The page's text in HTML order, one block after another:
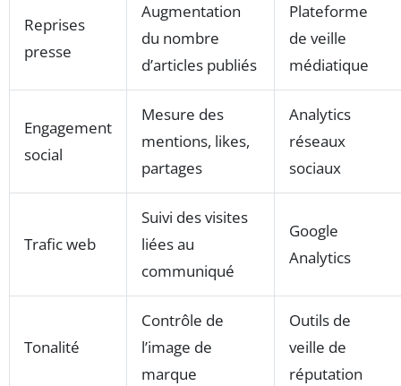
Reprises
presse
Augmentation
du nombre
d’articles publiés
Plateforme
de veille
médiatique
Engagement
social
Mesure des
mentions, likes,
partages
Analytics
réseaux
sociaux
Trafic web
Suivi des visites
liées au
communiqué
Google
Analytics
Tonalité
Contrôle de
l’image de
marque
Outils de
veille de
réputation